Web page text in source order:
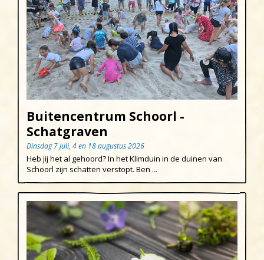
Buitencentrum Schoorl -
Schatgraven
Dinsdag 7 juli, 4 en 18 augustus 2026
Heb jij het al gehoord? In het Klimduin in de duinen van
Schoorl zijn schatten verstopt. Ben ...